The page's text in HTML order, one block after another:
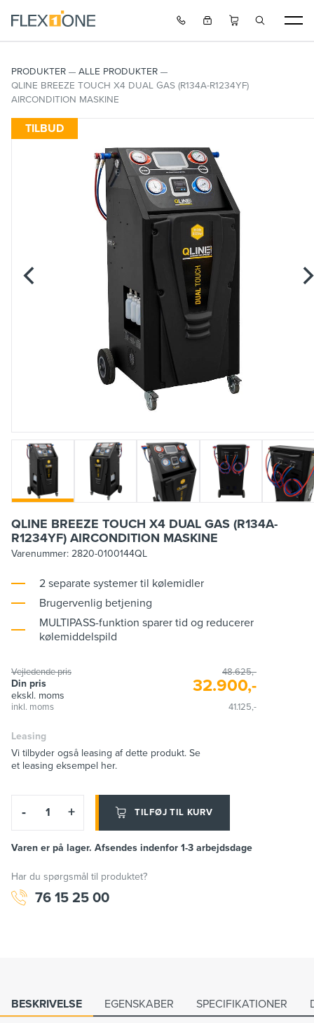
PRODUKTER
ALLE PRODUKTER
QLINE BREEZE TOUCH X4 DUAL GAS (R134A-R1234YF)
AIRCONDITION MASKINE
TILBUD
QLINE BREEZE TOUCH X4 DUAL GAS (R134A-
R1234YF) AIRCONDITION MASKINE
Varenummer: 2820-0100144QL
2 separate systemer til kølemidler
Brugervenlig betjening
MULTIPASS-funktion sparer tid og reducerer
kølemiddelspild
Vejledende pris 48.625,-
Din pris
ekskl. moms
32.900,-
inkl. moms 41.125,-
Leasing
Vi tilbyder også leasing af dette produkt. Se
et leasing eksempel her.
- + TILFØJ TIL KURV
Varen er på lager. Afsendes indenfor 1-3 arbejdsdage
Har du spørgsmål til produktet?
76 15 25 00
BESKRIVELSE EGENSKABER SPECIFIKATIONER